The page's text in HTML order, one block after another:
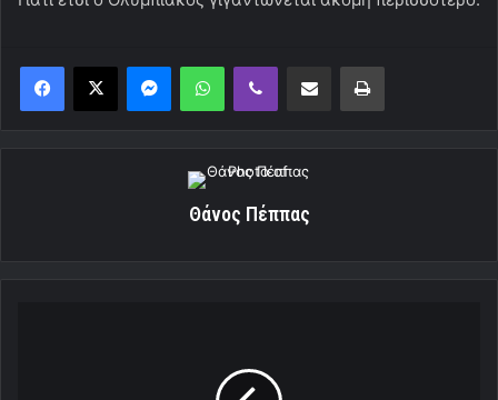
MessengerWhatsAppViber Κοινοποίηση μέσω ηλεκτρονικού ταχυδρομείουΕκτύπωση
Θάνος Πέππας